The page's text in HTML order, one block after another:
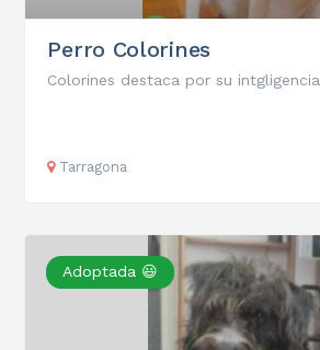
Perro Colorines
Colorines destaca por su intgligencia
Tarragona
Adoptada 😃